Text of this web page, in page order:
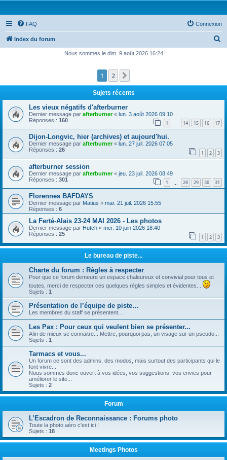
FAQ Connexion
Index du forum
e
r
r
Nous sommes le dim. 9 août 2026 16:24
1 2
Sujets récents
Les vieux négatifs d'afterburner
Dernier message par afterburner« lun. 3 août 2026 09:10
Réponses : 160 1 14 15 16 17
Dijon-Longvic, hier (archives) et aujourd'hui.
Dernier message par afterburner« lun. 27 juil. 2026 07:05
Réponses : 26 1 2 3
afterburner session
Dernier message par afterburner« jeu. 23 juil. 2026 08:49
Réponses : 301 1 28 29 30 31
Florennes BAFDAYS
Dernier message par Matius « mar. 21 juil. 2026 15:55
Réponses : 6
La Ferté-Alais 23-24 MAI 2026 - Les photos
Dernier message par Hutch « mer. 10 juin 2026 18:40
Réponses : 25 1 2 3
Le bureau de piste...
Charte du forum : Règles à respecter
Pour que ce forum demeure un espace chaleureux et convivial pour tous et
toutes, merci de respecter ces quelques règles simples et évidentes...
Sujets : 1
Présentation de l’équipe de piste…
Les membres du staff se présentent…
Les Pax : Pour ceux qui veulent bien se présenter...
Afin de mieux se connaitre... Mettre, pourquoi pas, un visage sur un pseudo...
Sujets : 1
Tarmacs et vous...
Un forum ce sont des admins, des modos, mais surtout des participants qui le
font vivre...
Nous sommes donc ouvert à vos idées, vos suggestions, vos envies pour
améliorer le site...
Sujets : 2
Forum
L’Escadron de Reconnaissance : Forums photo
Toute la photo aéro c'est ici !
Sujets : 18
Meetings Photos